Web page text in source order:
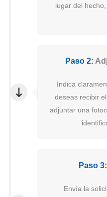
lugar del
Paso 2:
Indica
deseas recibir
adjuntar una
Paso 3:
Envía la